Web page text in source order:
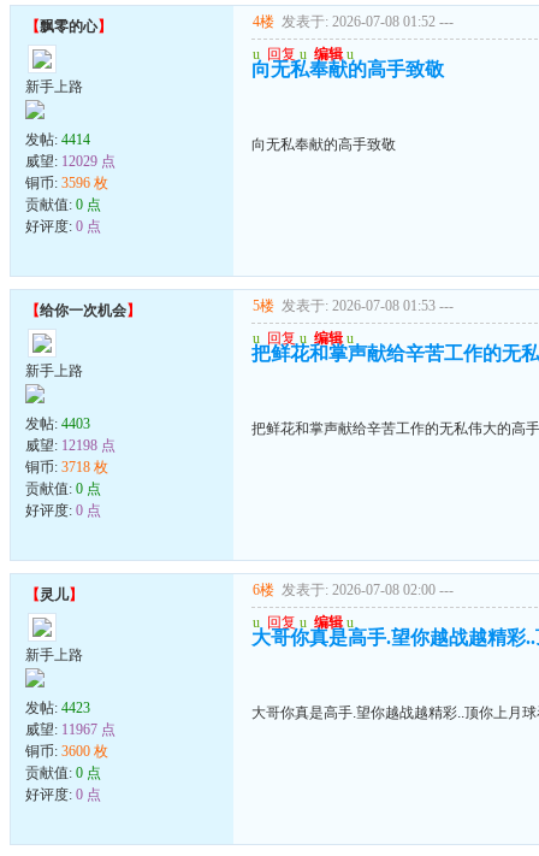
【飘零的心】
新手上路
发帖: 4414
威望: 12029 点
铜币: 3596 枚
贡献值: 0 点
好评度: 0 点
4楼 发表于: 2026-07-08 01:52 ---
u 回复 u 编辑 u
向无私奉献的高手致敬
向无私奉献的高手致敬
【给你一次机会】
新手上路
发帖: 4403
威望: 12198 点
铜币: 3718 枚
贡献值: 0 点
好评度: 0 点
5楼 发表于: 2026-07-08 01:53 ---
u 回复 u 编辑 u
把鲜花和掌声献给辛苦工作的无
把鲜花和掌声献给辛苦工作的无私伟大的高
【灵儿】
新手上路
发帖: 4423
威望: 11967 点
铜币: 3600 枚
贡献值: 0 点
好评度: 0 点
6楼 发表于: 2026-07-08 02:00 ---
u 回复 u 编辑 u
大哥你真是高手.望你越战越精彩
大哥你真是高手.望你越战越精彩..顶你上月